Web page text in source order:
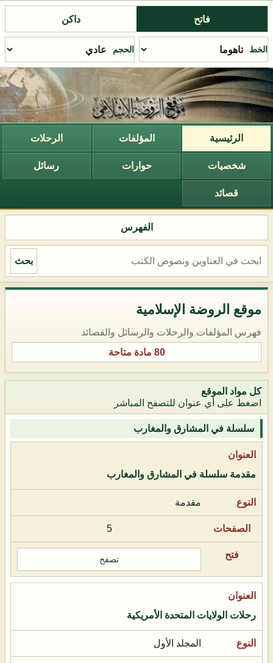
فاتح داكن
الخط الحجم
الرئيسية المؤلفات الرحلات
شخصيات حوارات رسائل
قصائد
الفهرس
بحث
موقع الروضة الإسلامية
فهرس المؤلفات والرحلات والرسائل والقصائد
80 مادة متاحة
كل مواد الموقع
اضغط على أي عنوان للتصفح المباشر
سلسلة في المشارق والمغارب
مقدمة سلسلة في المشارق والمغارب
مقدمة
5
تصفح
رحلات الولايات المتحدة الأمريكية
المجلد الأول